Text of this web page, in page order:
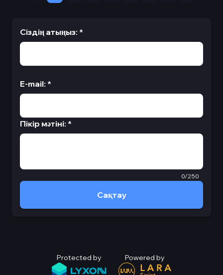
Сіздің атыңыз: *
E-mail: *
Пікір мәтіні: *
0/250
Сақтау
Protected by Powered by